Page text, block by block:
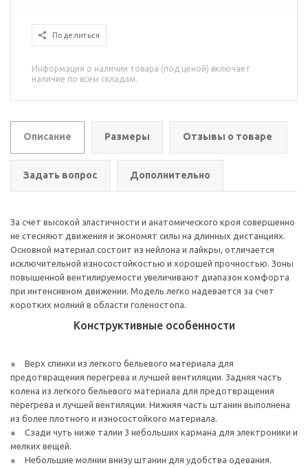
Поделиться
Информация о наличии товара (под ценой) включает
наличие по всем складам.
Описание Размеры Отзывы о товаре
Задать вопрос Дополнительно
За счет высокой эластичности и анатомического кроя совершенно
не стесняют движения и экономят силы на длинных дистанциях.
Основной материал состоит из нейлона и лайкры, отличается
исключительной износостойкостью и хорошей прочностью. Зоны
повышенной вентилируемости увеличивают диапазон комфорта
при интенсивном движении. Модель легко надевается за счет
коротких молний в области голеностопа.
Конструктивные особенности
Верх спинки из легкого бельевого материала для
предотвращения перегрева и лучшей вентиляции. Задняя часть
колена из легкого бельевого материала для предотвращения
перегрева и лучшей вентиляции. Нижняя часть штанин выполнена
из более плотного и износостойкого материала.
Сзади чуть ниже талии 3 небольших кармана для электроники и
мелких вещей.
Небольшие молнии внизу штанин для удобства одевания.